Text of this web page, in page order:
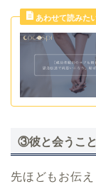
③彼と会うこ
先ほどもお伝